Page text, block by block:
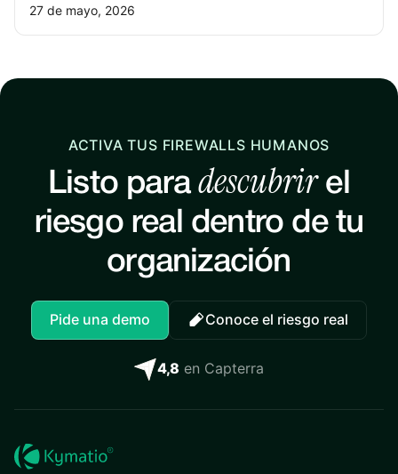
27 de mayo, 2026
ACTIVA TUS FIREWALLS HUMANOS
Listo paradescubrirel
riesgo real dentro de tu
organización
Pide una demo Conoce el riesgo real
4,8 en Capterra